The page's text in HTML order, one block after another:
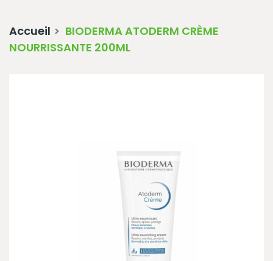
Accueil
BIODERMA ATODERM CRÈME
NOURRISSANTE 200ML